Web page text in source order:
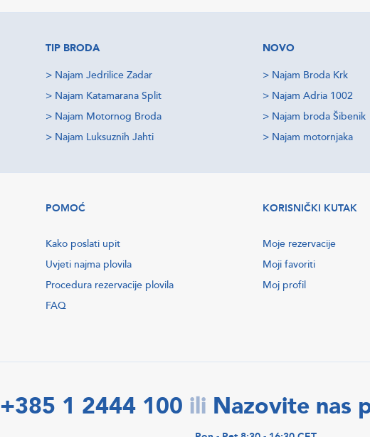
TIP BRODA
> Najam Jedrilice Zadar
> Najam Katamarana Split
> Najam Motornog Broda
> Najam Luksuznih Jahti
NOVO
> Najam Broda Krk
> Najam Adria 1002
> Najam broda Šibenik
> Najam motornjaka
POMOĆ
Kako poslati upit
Uvjeti najma plovila
Procedura rezervacije plovila
FAQ
KORISNIČKI KUTAK
Moje rezervacije
Moji favoriti
Moj profil
+385 1 2444 100 ili Nazovite nas